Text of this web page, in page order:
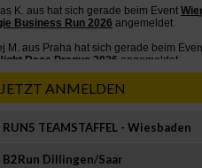
JETZT ANMELDEN
RUN5 TEAMSTAFFEL - Wiesbaden
B2Run Dillingen/Saar